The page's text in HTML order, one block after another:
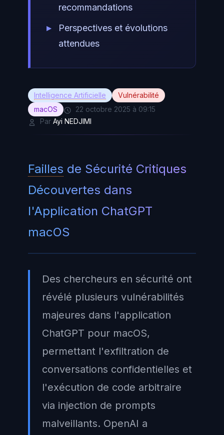
recommandations
Perspectives et évolutions
attendues
Intelligence Artificielle
Vulnérabilité
macOS
22 octobre 2025 à 09:15
Par Ayi NEDJIMI
Failles de Sécurité Critiques
Découvertes dans
l'Application ChatGPT
macOS
Des chercheurs en sécurité ont
révélé plusieurs vulnérabilités
majeures dans l'application
ChatGPT pour macOS,
permettant l'exfiltration de
conversations confidentielles et
l'exécution de code arbitraire
via injection de prompts
malveillants. OpenAI a